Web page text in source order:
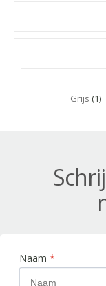
Grijs (1)
Naam *